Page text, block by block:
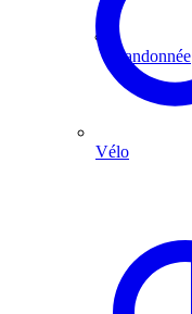
Randonnée
Vélo